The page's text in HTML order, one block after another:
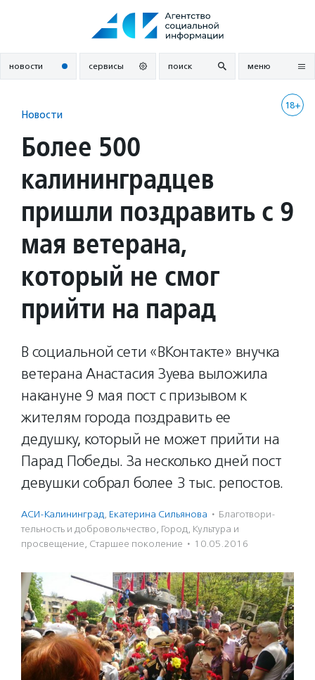
новости сервисы поиск меню
18+
Новости
Более 500
калининградцев
пришли поздравить с 9
мая ветерана,
который не смог
прийти на парад
В социальной сети «ВКонтакте» внучка
ветерана Анастасия Зуева выложила
накануне 9 мая пост с призывом к
жителям города поздравить ее
дедушку, который не может прийти на
Парад Победы. За несколько дней пост
девушки собрал более 3 тыс. репостов.
АСИ-Калининград, Екатерина Сильянова · Благотвори­
тель­ность и доброволь­чест­во, Город, Культура и
просвещение, Старшее поколение · 10.05.2016